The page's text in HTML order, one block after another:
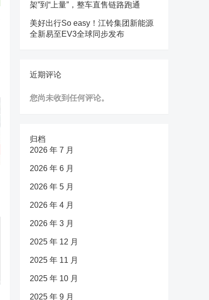
架”到“上量”，整车直售链路跑通
美好出行So easy！江铃集团新能源
全新易至EV3全球同步发布
近期评论
您尚未收到任何评论。
归档
2026 年 7 月
2026 年 6 月
2026 年 5 月
2026 年 4 月
2026 年 3 月
2025 年 12 月
2025 年 11 月
2025 年 10 月
2025 年 9 月